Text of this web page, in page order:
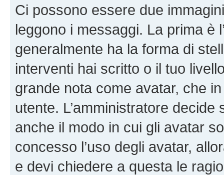
Ci possono essere due
leggono i messaggi. La prima è
generalmente ha la forma di
interventi hai scritto o il tuo
grande nota come avatar, che
utente. L’amministratore
anche il modo in cui gli avatar
concesso l’uso degli avatar,
e devi chiedere a questa le